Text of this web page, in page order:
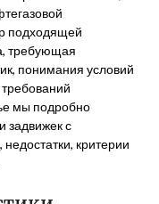
подходящей
требующая
понимания условий
мы подробно
задвижек с
критерии